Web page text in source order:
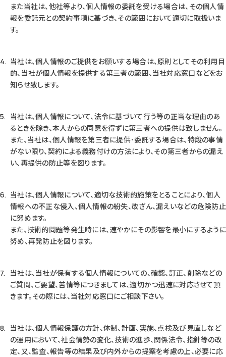
また当社は、他社等より、個人情報の委託を受ける場合は、その個人情
報を委託元との契約事項に基づき、その範囲において適切に取扱いま
す。
当社は、個人情報のご提供をお願いする場合は、原則としてその利用目
的、当社が個人情報を提供する第三者の範囲、当社対応窓口などをお
知らせ致します。
当社は、個人情報について、法令に基づいて行う等の正当な理由のあ
るときを除き、本人からの同意を得ずに第三者への提供は致しません。
また、当社は、個人情報を第三者に提供･委託する場合は、特段の事情
がない限り、契約による義務付けの方法により、その第三者からの漏え
い、再提供の防止等を図ります。
当社は、個人情報について、適切な技術的施策をとることにより、個人
情報への不正な侵入、個人情報の紛失、改ざん、漏えいなどの危険防止
に努めます。
また、技術的問題等発生時には、速やかにその影響を最小にするように
努め、再発防止を図ります。
当社は、当社が保有する個人情報についての、確認、訂正、削除などの
ご質問、ご要望、苦情等につきましては、適切かつ迅速に対応させて頂
きます。その際には、当社対応窓口にご相談下さい。
当社は、個人情報保護の方針、体制、計画、実施、点検及び見直しなど
の運用において、社会情勢の変化、技術の進歩、関係法令、指針等の改
定、又、監査、報告等の結果及び内外からの提案を考慮の上、必要に応